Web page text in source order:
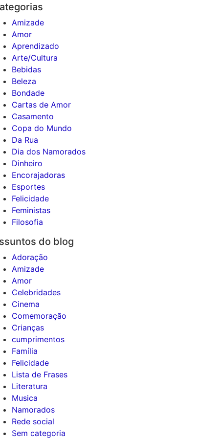
Amizade
Amor
Aprendizado
Arte/Cultura
Bebidas
Beleza
Bondade
Cartas de Amor
Casamento
Copa do Mundo
Da Rua
Dia dos Namorados
Dinheiro
Encorajadoras
Esportes
Felicidade
Feministas
Filosofia
do blog
Adoração
Amizade
Amor
Celebridades
Cinema
Comemoração
Crianças
cumprimentos
Família
Felicidade
Lista de Frases
Literatura
Musica
Namorados
Rede social
Sem categoria